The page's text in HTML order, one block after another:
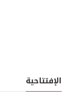
الإفتتاحية